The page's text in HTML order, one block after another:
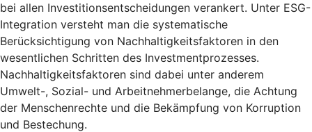
bei allen Investitionsentscheidungen verankert. Unter ESG-
Integration versteht man die systematische
Berücksichtigung von Nachhaltigkeitsfaktoren in den
wesentlichen Schritten des Investmentprozesses.
Nachhaltigkeitsfaktoren sind dabei unter anderem
Umwelt-, Sozial- und Arbeitnehmerbelange, die Achtung
der Menschenrechte und die Bekämpfung von Korruption
und Bestechung.